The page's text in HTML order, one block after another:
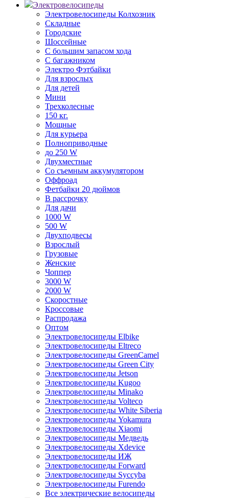
Электровелосипеды
Электровелосипеды Колхозник
Складные
Городские
Шоссейные
С большим запасом хода
С багажником
Электро Фэтбайки
Для взрослых
Для детей
Мини
Трехколесные
150 кг.
Мощные
Для курьера
Полноприводные
до 250 W
Двухместные
Со съемным аккумулятором
Оффроад
Фетбайки 20 дюймов
В рассрочку
Для дачи
1000 W
500 W
Двухподвесы
Взрослый
Грузовые
Женские
Чоппер
3000 W
2000 W
Скоростные
Кроссовые
Распродажа
Оптом
Электровелосипеды Elbike
Электровелосипеды Eltreco
Электровелосипеды GreenCamel
Электровелосипеды Green City
Электровелосипеды Jetson
Электровелосипеды Kugoo
Электровелосипеды Minako
Электровелосипеды Volteco
Электровелосипеды White Siberia
Электровелосипеды Yokamura
Электровелосипеды Xiaomi
Электровелосипеды Медведь
Электровелосипеды Xdevice
Электровелосипеды ИЖ
Электровелосипеды Forward
Электровелосипеды Syccyba
Электровелосипеды Furendo
Все электрические велосипеды